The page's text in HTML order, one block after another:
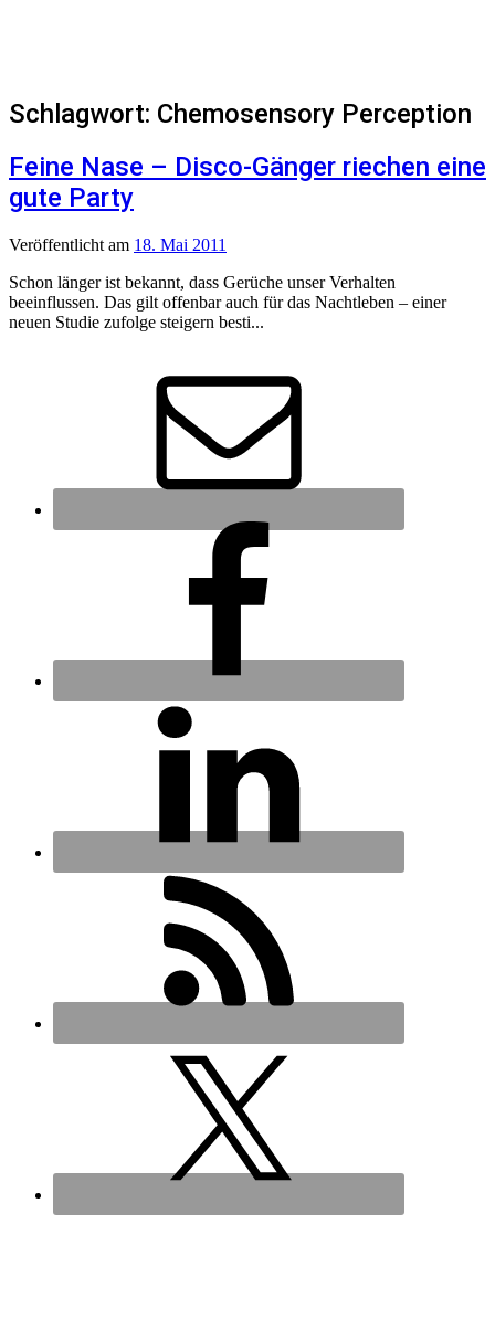
Schlagwort: Chemosensory Perception
Feine Nase – Disco-Gänger riechen eine
gute Party
Veröffentlicht am 18. Mai 2011
Schon länger ist bekannt, dass Gerüche unser Verhalten
beeinflussen. Das gilt offenbar auch für das Nachtleben – einer
neuen Studie zufolge steigern besti...